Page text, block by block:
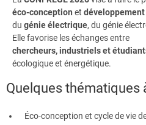
éco-conception et
du génie électrique, du génie
Elle favorise les échanges entre
chercheurs, industriels et
écologique et énergétique.
Quelques thématiques
Éco-conception et cycle de vie